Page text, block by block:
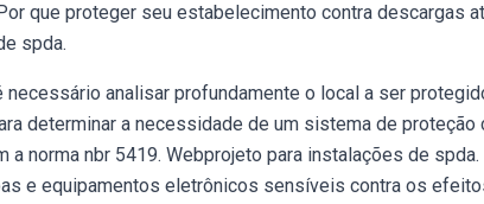
que proteger seu estabelecimento contra descargas
spda.
analisar profundamente o local a ser
determinar a necessidade de um sistema de proteção
norma nbr 5419. Webprojeto para instalações de spda.
e equipamentos eletrônicos sensíveis contra os